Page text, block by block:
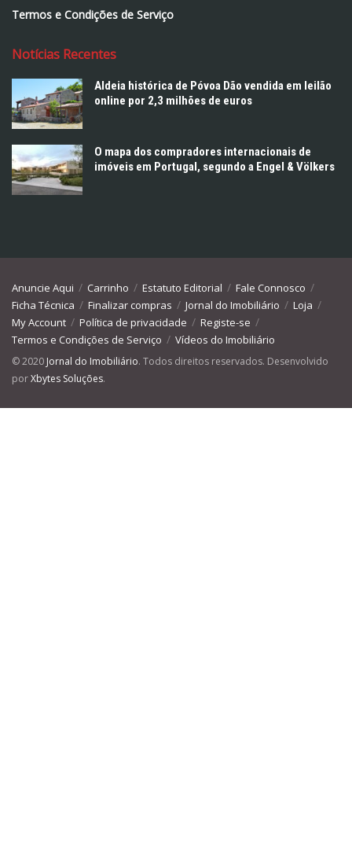
Termos e Condições de Serviço
Notícias Recentes
Aldeia histórica de Póvoa Dão vendida em leilão
online por 2,3 milhões de euros
O mapa dos compradores internacionais de
imóveis em Portugal, segundo a Engel & Völkers
Anuncie Aqui Carrinho Estatuto Editorial
Fale Connosco
Ficha Técnica
Finalizar compras Jornal do Imobiliário
Loja
My Account
Política de privacidade
Registe-se
Termos e Condições de Serviço
Vídeos do Imobiliário
© 2020 Jornal do Imobiliário. Todos direitos reservados. Desenvolvido
porXbytes Soluções.